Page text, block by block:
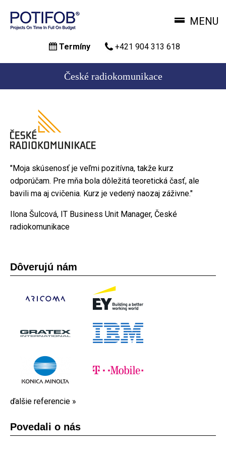
hlavný
MENU
Termíny +421 904 313 618
České radiokomunikace
"Moja skúsenosť je veľmi pozitívna, takže kurz
odporúčam. Pre mňa bola dôležitá teoretická časť, ale
bavili ma aj cvičenia. Kurz je vedený naozaj záživne."
Ilona Šulcová, IT Business Unit Manager, České
radiokomunikace
Dôverujú nám
ďalšie referencie »
Povedali o nás